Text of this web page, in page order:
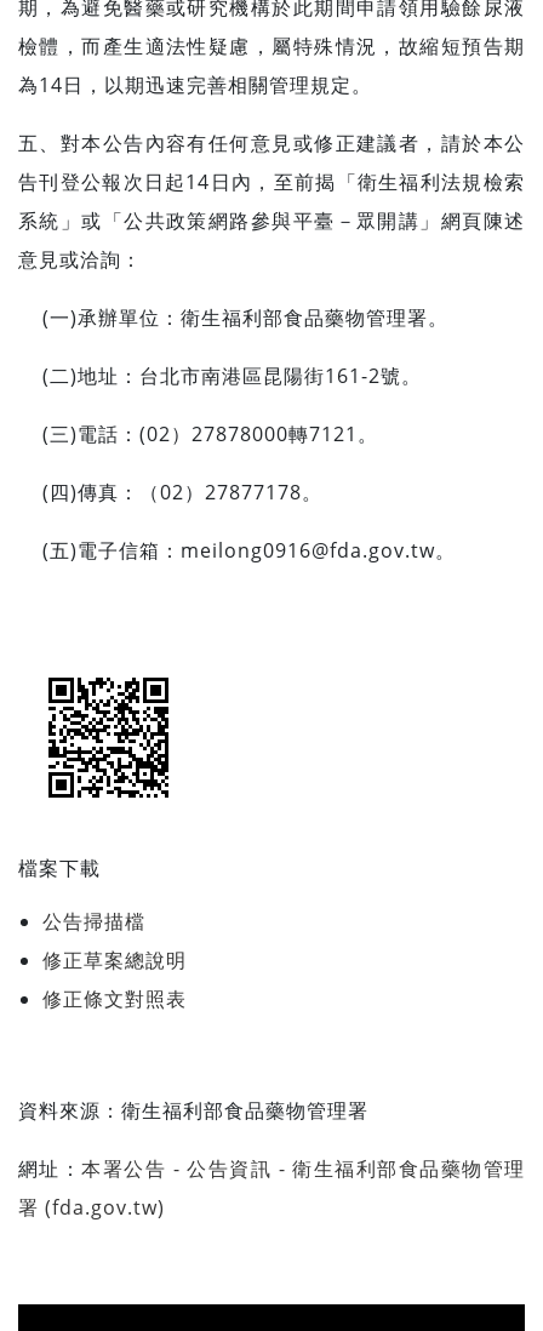
期，為避免醫藥或研究機構於此期間申請領用驗餘尿液
檢體，而產生適法性疑慮，屬特殊情況，故縮短預告期
為14日，以期迅速完善相關管理規定。
五、對本公告內容有任何意見或修正建議者，請於本公
告刊登公報次日起14日內，至前揭「衛生福利法規檢索
系統」或「公共政策網路參與平臺－眾開講」網頁陳述
意見或洽詢：
(一)承辦單位：衛生福利部食品藥物管理署。
(二)地址：台北市南港區昆陽街161-2號。
(三)電話： (02） 27878000轉7121 。
(四)傳真：（02） 27877178。
(五)電子信箱： meilong0916@fda.gov.tw。
檔案下載
公告掃描檔
修正草案總說明
修正條文對照表
資料來源：衛生福利部食品藥物管理署
網址：本署公告 - 公告資訊 - 衛生福利部食品藥物管理
署 (fda.gov.tw)